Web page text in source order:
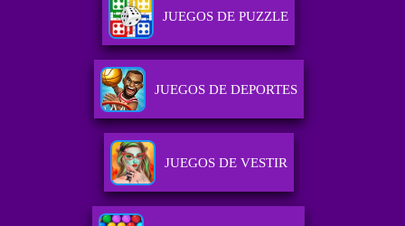
JUEGOS DE PUZZLE
JUEGOS DE DEPORTES
JUEGOS DE VESTIR